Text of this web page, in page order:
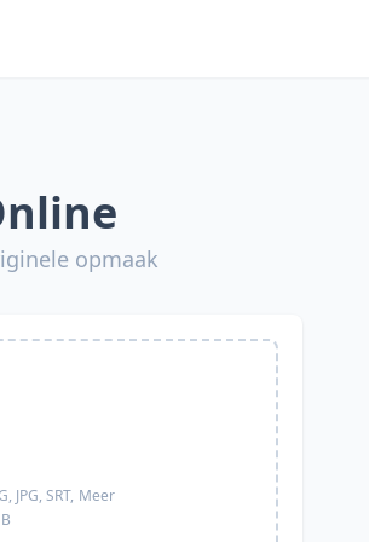
opmaak
JPG, SRT, Meer